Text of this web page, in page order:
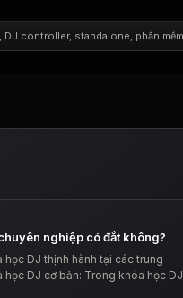
nghiệp có đắt không?
học DJ thịnh hành tại các trung
học DJ cơ bản: Trong khóa học DJ